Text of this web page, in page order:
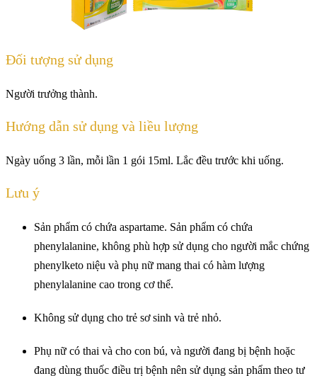
Đối tượng sử dụng
Người trưởng thành.
Hướng dẫn sử dụng và liều lượng
Ngày uống 3 lần, mỗi lần 1 gói 15ml. Lắc đều trước khi uống.
Lưu ý
Sản phẩm có chứa aspartame. Sản phẩm có chứa
phenylalanine, không phù hợp sử dụng cho người mắc chứng
phenylketo niệu và phụ nữ mang thai có hàm lượng
phenylalanine cao trong cơ thể.
Không sử dụng cho trẻ sơ sinh và trẻ nhỏ.
Phụ nữ có thai và cho con bú, và người đang bị bệnh hoặc
đang dùng thuốc điều trị bệnh nên sử dụng sản phẩm theo tư